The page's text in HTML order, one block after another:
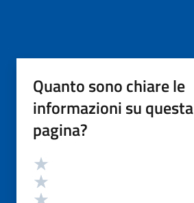
Quanto sono chiare le
informazioni su questa
pagina?
Valutazione